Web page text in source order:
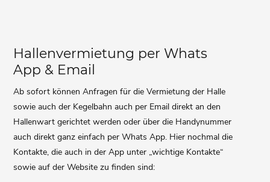
Hallenvermietung per Whats
App & Email
Ab sofort können Anfragen für die Vermietung der Halle
sowie auch der Kegelbahn auch per Email direkt an den
Hallenwart gerichtet werden oder über die Handynummer
auch direkt ganz einfach per Whats App. Hier nochmal die
Kontakte, die auch in der App unter „wichtige Kontakte“
sowie auf der Website zu finden sind: